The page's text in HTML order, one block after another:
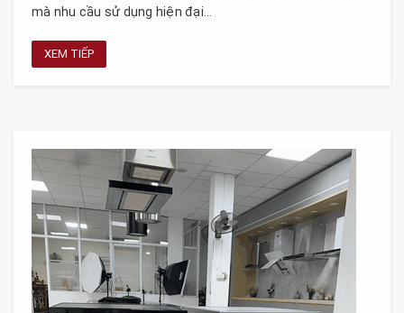
mà nhu cầu sử dụng hiện đại...
XEM TIẾP